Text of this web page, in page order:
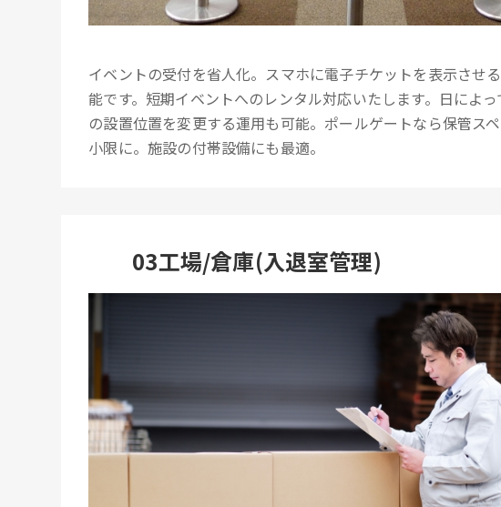
イベントの受付を省人化。スマホに電子チケットを表示させ
能です。短期イベントへのレンタル対応いたします。日によっ
の設置位置を変更する運用も可能。ポールゲートなら保管ス
小限に。施設の付帯設備にも最適。
03工場/倉庫(入退室管理)